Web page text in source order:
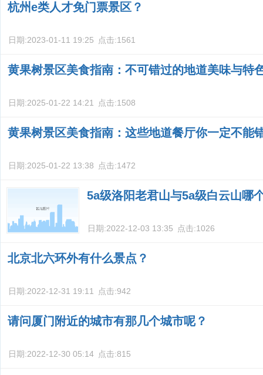
杭州e类人才免门票景区？
日期:2023-01-11 19:25 点击:1561
黄果树景区美食指南：不可错过的地道美味与特
日期:2025-01-22 14:21 点击:1508
黄果树景区美食指南：这些地道餐厅你一定不能
日期:2025-01-22 13:38 点击:1472
5a级洛阳老君山与5a级白云山哪
日期:2022-12-03 13:35 点击:1026
北京北六环外有什么景点？
日期:2022-12-31 19:11 点击:942
请问厦门附近的城市有那几个城市呢？
日期:2022-12-30 05:14 点击:815